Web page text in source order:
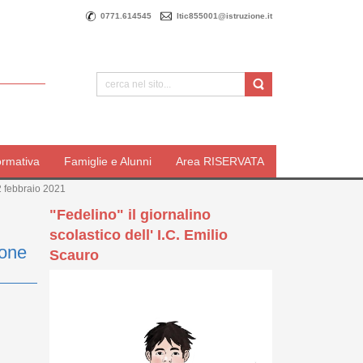
0771.614545 ltic855001@istruzione.it
Famiglie e Alunni Area RISERVATA
febbraio 2021
"Fedelino" il giornalino
scolastico dell' I.C. Emilio
Scauro